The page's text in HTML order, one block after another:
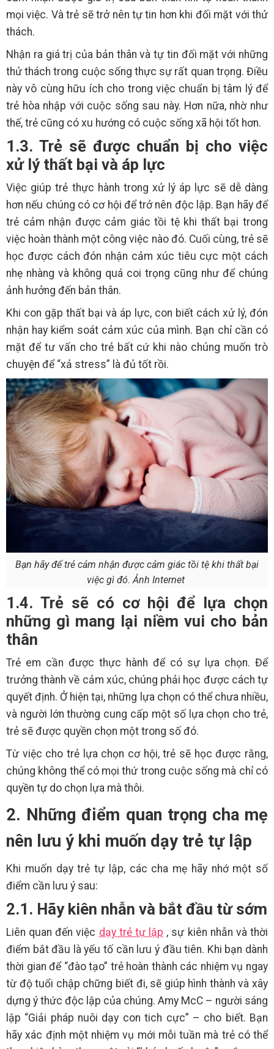
mọi việc. Và trẻ sẽ trở nên tự tin hơn khi đối mặt với thử
thách.
Nhận ra giá trị của bản thân và tự tin đối mặt với những
thử thách trong cuộc sống thực sự rất quan trọng. Điều
này vô cùng hữu ích cho trong việc chuẩn bị tâm lý để
trẻ hòa nhập với cuộc sống sau này. Hơn nữa, nhờ như
thế, trẻ cũng có xu hướng có cuộc sống xã hội tốt hơn.
1.3. Trẻ sẽ được chuẩn bị cho việc
xử lý thất bại và áp lực
Việc giúp trẻ thực hành trong xử lý áp lực sẽ dễ dàng
hơn nếu chúng có cơ hội để trở nên độc lập. Bạn hãy để
trẻ cảm nhận được cảm giác tồi tệ khi thất bại trong
việc hoàn thành một công việc nào đó. Cuối cùng, trẻ sẽ
học được cách đón nhận cảm xúc tiêu cực một cách
nhẹ nhàng và không quá coi trọng cũng như để chúng
ảnh hưởng đến bản thân.
Khi con gặp thất bại và áp lực, con biết cách xử lý, đón
nhận hay kiểm soát cảm xúc của mình. Bạn chỉ cần có
mặt để tư vấn cho trẻ bất cứ khi nào chúng muốn trò
chuyện để “xả stress” là đủ tốt rồi.
Bạn hãy để trẻ cảm nhận được cảm giác tồi tệ khi thất bại
việc gì đó. Ảnh Internet
1.4. Trẻ sẽ có cơ hội để lựa chọn
những gì mang lại niềm vui cho bản
thân
Trẻ em cần được thực hành để có sự lựa chọn. Để
trưởng thành về cảm xúc, chúng phải học được cách tự
quyết định. Ở hiện tại, những lựa chọn có thể chưa nhiều,
và người lớn thường cung cấp một số lựa chọn cho trẻ,
trẻ sẽ được quyền chọn một trong số đó.
Từ việc cho trẻ lựa chọn cơ hội, trẻ sẽ học được rằng,
chúng không thể có mọi thứ trong cuộc sống mà chỉ có
quyền tự do chọn lựa mà thôi.
2. Những điểm quan trọng cha mẹ
nên lưu ý khi muốn dạy trẻ tự lập
Khi muốn dạy trẻ tự lập, các cha mẹ hãy nhớ một số
điểm cần lưu ý sau:
2.1. Hãy kiên nhẫn và bắt đầu từ sớm
Liên quan đến việc dạy trẻ tự lập , sự kiên nhẫn và thời
điểm bắt đầu là yếu tố cần lưu ý đầu tiên. Khi bạn dành
thời gian để “đào tạo” trẻ hoàn thành các nhiệm vụ ngay
từ độ tuổi chập chững biết đi, sẽ giúp hình thành và xây
dựng ý thức độc lập của chúng. Amy McC – người sáng
lập “Giải pháp nuôi dạy con tich cực” – cho biết. Bạn
hãy xác định một nhiệm vụ mới mỗi tuần mà trẻ có thể